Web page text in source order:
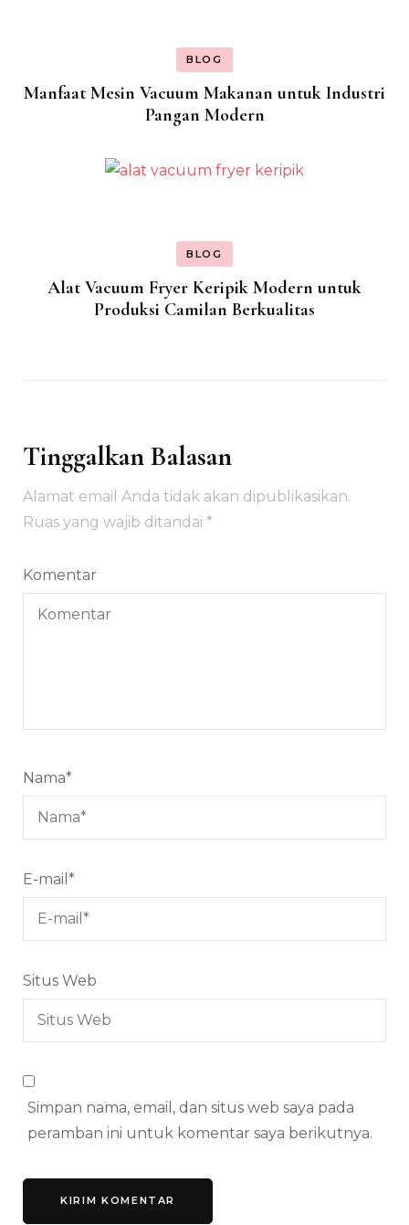
BLOG
Manfaat Mesin Vacuum Makanan untuk Industri
Pangan Modern
BLOG
Alat Vacuum Fryer Keripik Modern untuk
Produksi Camilan Berkualitas
Tinggalkan Balasan
Alamat email Anda tidak akan dipublikasikan.
Ruas yang wajib ditandai *
Komentar
Nama*
E-mail *
Situs Web
Simpan nama, email, dan situs web saya pada
peramban ini untuk komentar saya berikutnya.